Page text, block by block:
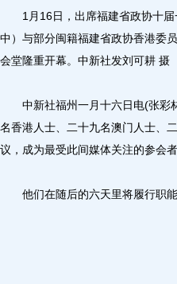
1月16日，出席福建省政协十届
中）与部分闽籍福建省政协香港委
会堂隆重开幕。中新社发刘可耕 摄
中新社福州一月十六日电(张彩
名香港人士、二十九名澳门人士、
议，成为最受此间媒体关注的参会者
他们在随后的六天里将履行职能